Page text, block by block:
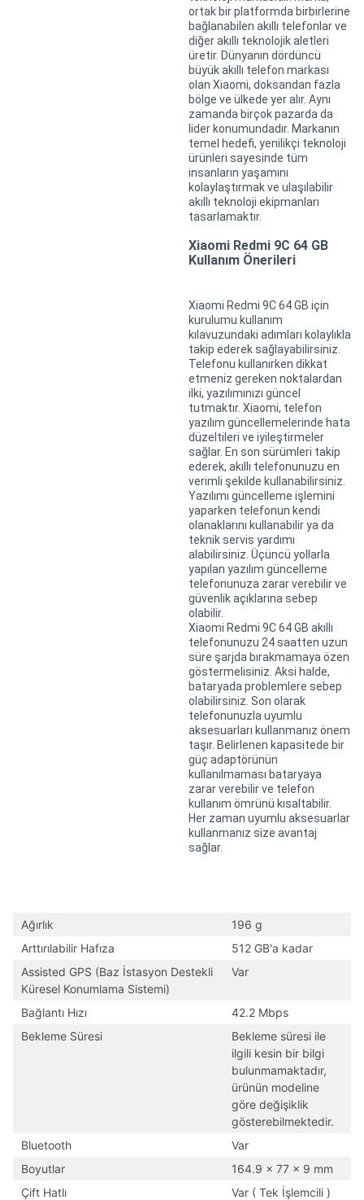
ortak bir platformda birbirlerine
bağlanabilen akıllı telefonlar ve
diğer akıllı teknolojik aletleri
üretir. Dünyanın dördüncü
büyük akıllı telefon markası
olan Xiaomi, doksandan fazla
bölge ve ülkede yer alır. Aynı
zamanda birçok pazarda da
lider konumundadır. Markanın
temel hedefi, yenilikçi teknoloji
ürünleri sayesinde tüm
insanların yaşamını
kolaylaştırmak ve ulaşılabilir
akıllı teknoloji ekipmanları
tasarlamaktır.
Xiaomi Redmi 9C 64 GB
Kullanım Önerileri
Xiaomi Redmi 9C 64 GB için
kurulumu kullanım
kılavuzundaki adımları kolaylıkla
takip ederek sağlayabilirsiniz.
Telefonu kullanırken dikkat
etmeniz gereken noktalardan
ilki, yazılımınızı güncel
tutmaktır. Xiaomi, telefon
yazılım güncellemelerinde hata
düzeltileri ve iyileştirmeler
sağlar. En son sürümleri takip
ederek, akıllı telefonunuzu en
verimli şekilde kullanabilirsiniz.
Yazılımı güncelleme işlemini
yaparken telefonun kendi
olanaklarını kullanabilir ya da
teknik servis yardımı
alabilirsiniz. Üçüncü yollarla
yapılan yazılım güncelleme
telefonunuza zarar verebilir ve
güvenlik açıklarına sebep
olabilir.
Xiaomi Redmi 9C 64 GB akıllı
telefonunuzu 24 saatten uzun
süre şarjda bırakmamaya özen
göstermelisiniz. Aksi halde,
bataryada problemlere sebep
olabilirsiniz. Son olarak
telefonunuzla uyumlu
aksesuarları kullanmanız önem
taşır. Belirlenen kapasitede bir
güç adaptörünün
kullanılmaması bataryaya
zarar verebilir ve telefon
kullanım ömrünü kısaltabilir.
Her zaman uyumlu aksesuarlar
kullanmanız size avantaj
sağlar.
Ağırlık
196 g
Arttırılabilir Hafıza
512 GB'a kadar
Assisted GPS (Baz İstasyon Destekli
Küresel Konumlama Sistemi)
Var
Bağlantı Hızı
42.2 Mbps
Bekleme Süresi
Bekleme süresi ile
ilgili kesin bir bilgi
bulunmamaktadır,
ürünün modeline
göre değişiklik
gösterebilmektedir.
Bluetooth
Var
Boyutlar
164.9 x 77 x 9 mm
Çift Hatlı
Var ( Tek İşlemcili )